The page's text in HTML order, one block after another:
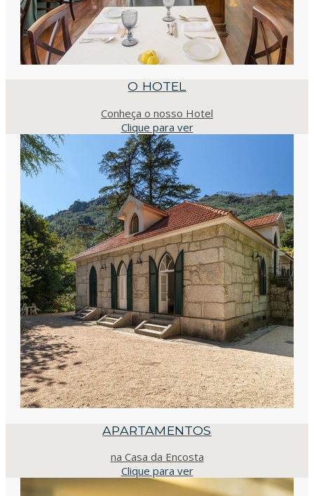
O HOTEL
Conheça o nosso Hotel
Clique para ver
APARTAMENTOS
na Casa da Encosta
Clique para ver